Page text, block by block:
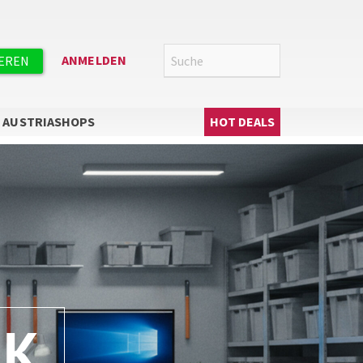
Suche
ANMELDEN
AUSTRIASHOPS Hauptnavigation
HOT DEALS